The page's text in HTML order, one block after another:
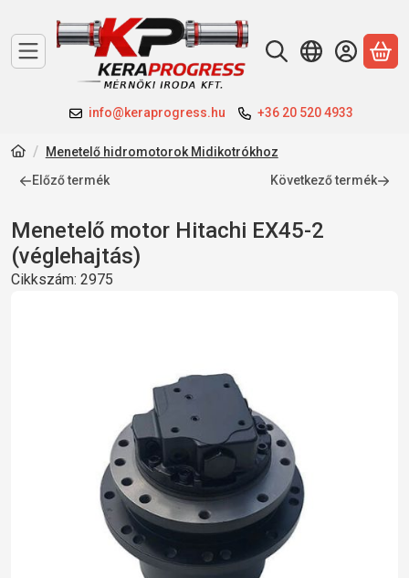
info@keraprogress.hu +36 20 520 4933
A
Menetelő hidromotorok Midikotrókhoz
Előző termék
Következő termék
Menetelő motor Hitachi EX45-2
(véglehajtás)
Cikkszám: 2975